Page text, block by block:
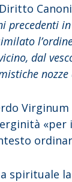
precedenti
dal
«per
spirituale